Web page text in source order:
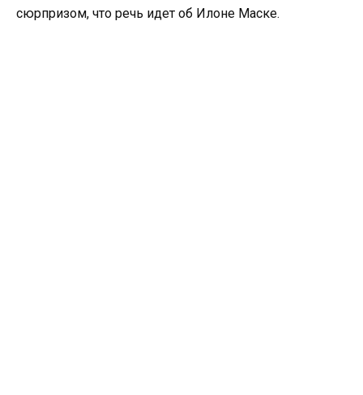
сюрпризом, что речь идет об Илоне Маске.